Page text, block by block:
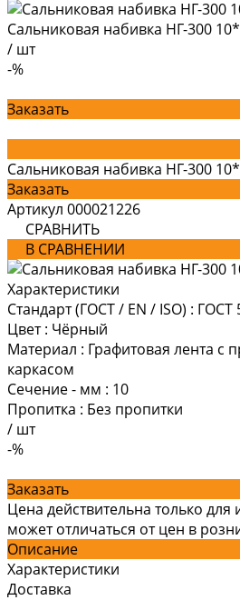
Сальниковая набивка НГ-300
/ шт
-%
Заказать
Сальниковая набивка НГ-300
Заказать
Артикул 000021226
СРАВНИТЬ
В СРАВНЕНИИ
Характеристики
Стандарт (ГОСТ / EN / ISO) : ГОСТ
Цвет : Чёрный
Материал : Графитовая лента
каркасом
Сечение - мм : 10
Пропитка : Без пропитки
/ шт
-%
Заказать
Цена действительна только для
может отличаться от цен в
Описание
Характеристики
Доставка